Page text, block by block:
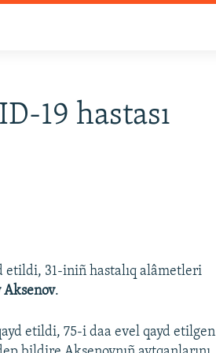
19 hastası
etildi, 31-iniñ hastalıq alâmetleri
Aksenov.
etildi, 75-i daa evel qayd etilgen